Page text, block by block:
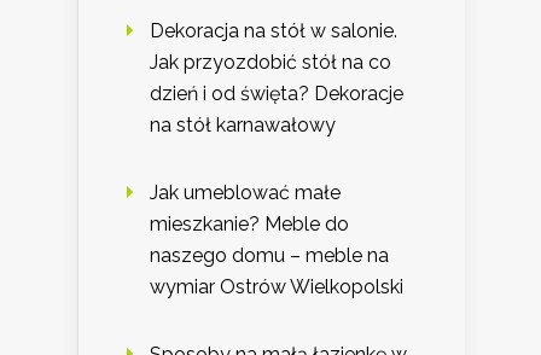
Dekoracja na stół w salonie.
Jak przyozdobić stół na co
dzień i od święta? Dekoracje
na stół karnawałowy
Jak umeblować małe
mieszkanie? Meble do
naszego domu – meble na
wymiar Ostrów Wielkopolski